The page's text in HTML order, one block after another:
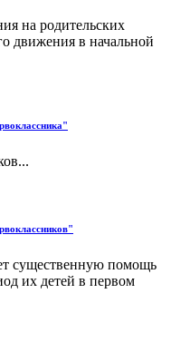
на родительских
движения в начальной
существенную помощь
их детей в первом